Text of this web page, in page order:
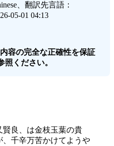
、翻訳先言語：
05-01 04:13
容の完全な正確性を保証
ください。
賢良、は金枝玉葉の貴
、千辛万苦かけてようや